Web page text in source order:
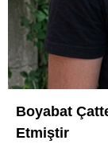
Boyabat
Etmiştir